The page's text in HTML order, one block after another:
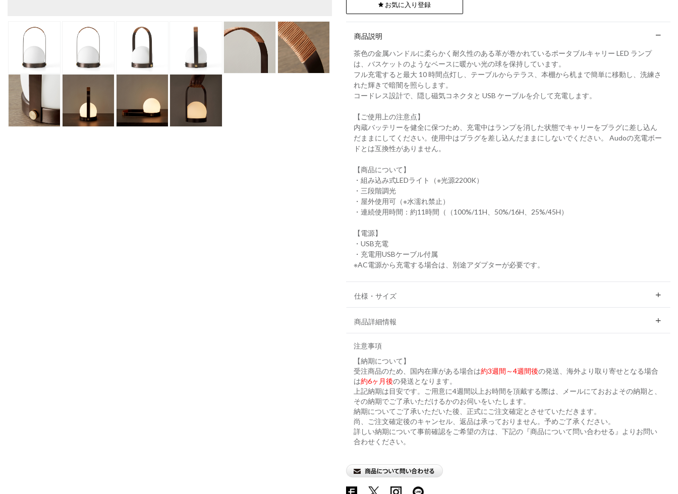
お気に入り登録
商品説明
茶色の金属ハンドルに柔らかく耐久性のある革が巻かれているポータブルキャリー LED ランプ
は、バスケットのようなベースに暖かい光の球を保持しています。
フル充電すると最大 10 時間点灯し、テーブルからテラス、本棚から机まで簡単に移動し、洗練さ
れた輝きで暗闇を照らします。
コードレス設計で、隠し磁気コネクタと USB ケーブルを介して充電します。
【ご使用上の注意点】
内蔵バッテリーを健全に保つため、充電中はランプを消した状態でキャリーをプラグに差し込ん
だままにしてください。使用中はプラグを差し込んだままにしないでください。 Audoの充電ボー
ドとは互換性がありません。
【商品について】
・組み込み式LEDライト（※光源2200K）
・三段階調光
・屋外使用可（※水濡れ禁止）
・連続使用時間：約11時間（（100%/11H、50%/16H、25%/45H）
【電源】
・USB充電
・充電用USBケーブル付属
※AC電源から充電する場合は、別途アダプターが必要です。
仕様・サイズ
商品詳細情報
注意事項
【納期について】
受注商品のため、国内在庫がある場合は約3週間～4週間後の発送、海外より取り寄せとなる場合
は約6ヶ月後の発送となります。
上記納期は目安です。ご用意に4週間以上お時間を頂戴する際は、メールにておおよその納期と、
その納期でご了承いただけるかのお伺いをいたします。
納期についてご了承いただいた後、正式にご注文確定とさせていただきます。
尚、ご注文確定後のキャンセル、返品は承っておりません。予めご了承ください。
詳しい納期について事前確認をご希望の方は、下記の『商品について問い合わせる』よりお問い
合わせください。